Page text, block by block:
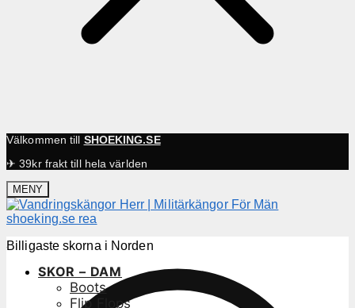
Välkommen till SHOEKING.SE
✈ 39kr frakt till hela världen
MENY
Billigaste skorna i Norden
SKOR – DAM
Boots
Flip Flops